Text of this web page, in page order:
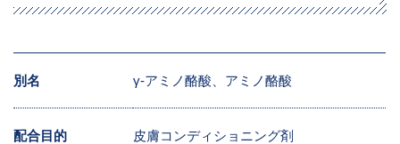
別名 γ-アミノ酪酸、アミノ酪酸
配合目的 皮膚コンディショニング剤